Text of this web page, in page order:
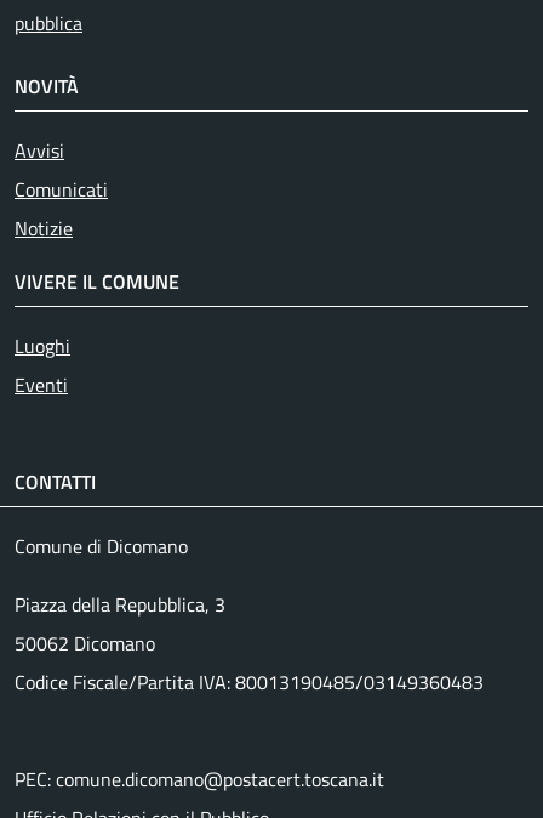
pubblica
NOVITÀ
Avvisi
Comunicati
Notizie
VIVERE IL COMUNE
Luoghi
Eventi
CONTATTI
Comune di Dicomano
Piazza della Repubblica, 3
50062 Dicomano
Codice Fiscale/Partita IVA: 80013190485/03149360483
PEC: comune.dicomano@postacert.toscana.it